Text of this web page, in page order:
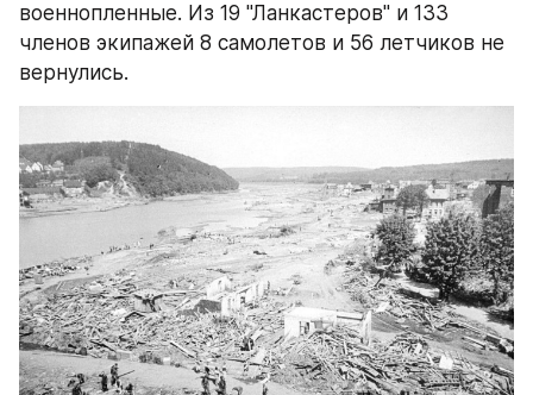
военнопленные. Из 19 "Ланкастеров" и 133
членов экипажей 8 самолетов и 56 летчиков не
вернулись.